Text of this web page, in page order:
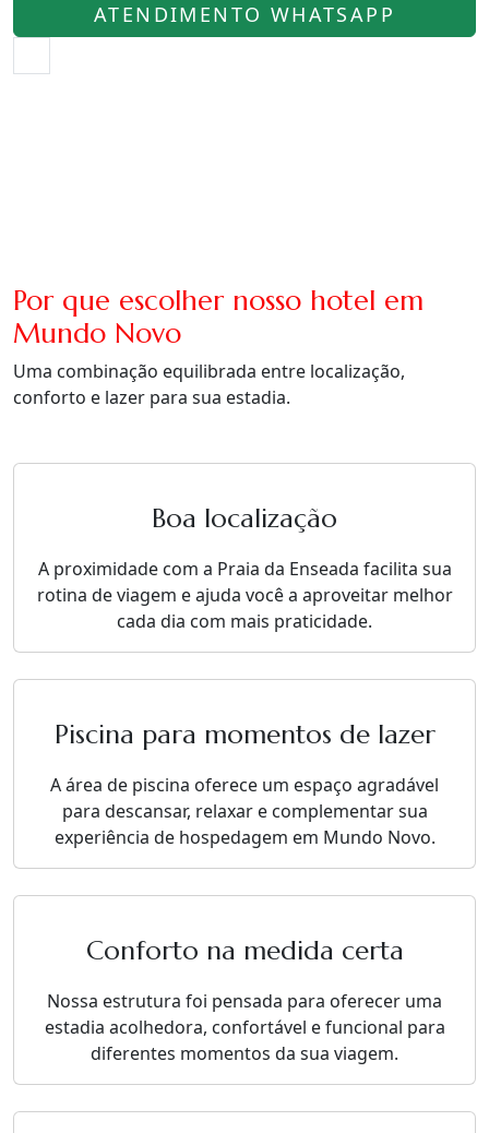
ATENDIMENTO WHATSAPP
Por que escolher nosso hotel em
Mundo Novo
Uma combinação equilibrada entre localização,
conforto e lazer para sua estadia.
Boa localização
A proximidade com a Praia da Enseada facilita sua
rotina de viagem e ajuda você a aproveitar melhor
cada dia com mais praticidade.
Piscina para momentos de lazer
A área de piscina oferece um espaço agradável
para descansar, relaxar e complementar sua
experiência de hospedagem em Mundo Novo.
Conforto na medida certa
Nossa estrutura foi pensada para oferecer uma
estadia acolhedora, confortável e funcional para
diferentes momentos da sua viagem.